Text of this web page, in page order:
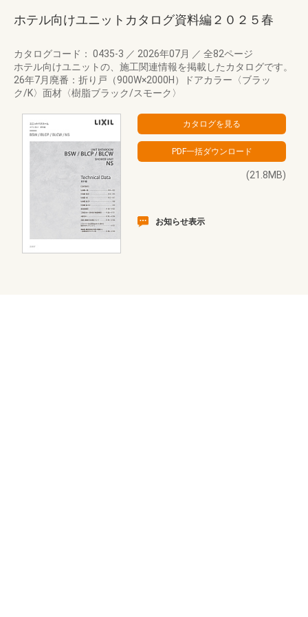
ホテル向けユニットカタログ資料編２０２５春
カタログコード： 0435-3 ／ 2026年07月 ／ 全82ページ
ホテル向けユニットの、施工関連情報を掲載したカタログです。
26年7月廃番：折り戸（900W×2000H）ドアカラー〈ブラッ
ク/K〉面材〈樹脂ブラック/スモーク〉
(21.8MB)
お知らせ表示